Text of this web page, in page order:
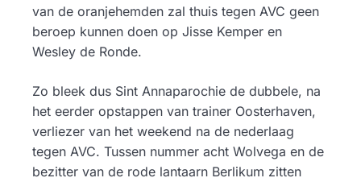
van de oranjehemden zal thuis tegen AVC geen
beroep kunnen doen op Jisse Kemper en
Wesley de Ronde.
Zo bleek dus Sint Annaparochie de dubbele, na
het eerder opstappen van trainer Oosterhaven,
verliezer van het weekend na de nederlaag
tegen AVC. Tussen nummer acht Wolvega en de
bezitter van de rode lantaarn Berlikum zitten